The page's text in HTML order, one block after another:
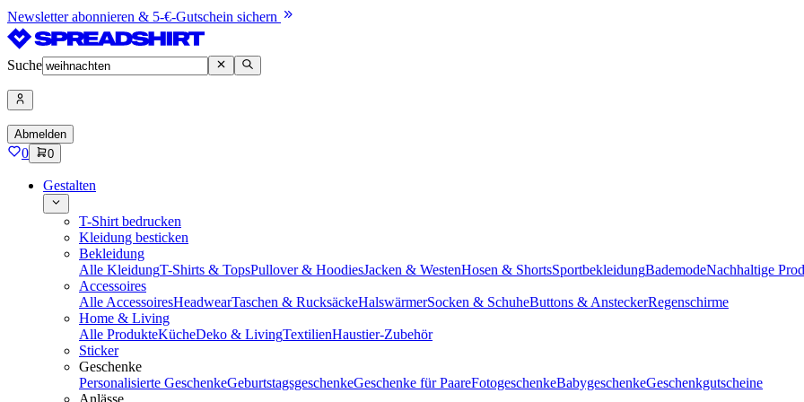
Newsletter abonnieren & 5-€-Gutschein sichern
Suche
Abmelden
0 0
Gestalten
T-Shirt bedrucken
Kleidung besticken
Bekleidung
Alle KleidungT-Shirts & TopsPullover & HoodiesJacken & WestenHosen & ShortsSportbekleidungBademodeNachhaltige
Accessoires
Alle AccessoiresHeadwearTaschen & RucksäckeHalswärmerSocken & SchuheButtons & AnsteckerRegenschirme
Home & Living
Alle ProdukteKücheDeko & LivingTextilienHaustier-Zubehör
Sticker
Geschenke
Personalisierte GeschenkeGeburtstagsgeschenkeGeschenke für PaareFotogeschenkeBabygeschenkeGeschenkgutscheine